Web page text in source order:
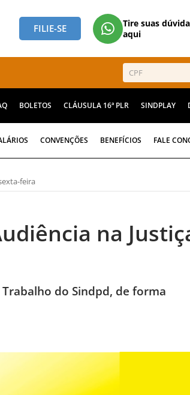
FILIE-SE
Tire suas
aqui
BOLETOS CLÁUSULA 16ª PLR SINDPLAY
CONVENÇÕES BENEFÍCIOS FALE
feira
na
do Sindpd, de forma